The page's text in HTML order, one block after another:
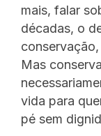
mais, falar
décadas, o
Mas
vida para
pé sem